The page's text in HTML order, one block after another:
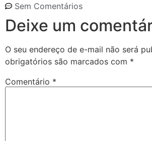
Sem Comentários
Deixe um
O seu endereço de e-mail não será
obrigatórios são marcados com *
Comentário *